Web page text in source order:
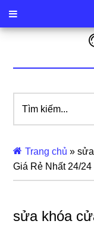
kiếm...
Trang chủ »
Giá Rẻ Nhất 24/24
sửa khóa